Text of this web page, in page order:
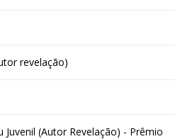
revelação)
(Autor Revelação) - Prêmio